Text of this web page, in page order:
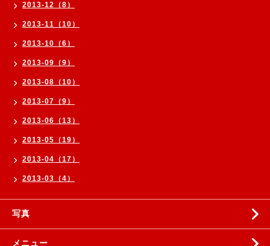
2013-12（8）
2013-11（10）
2013-10（6）
2013-09（9）
2013-08（10）
2013-07（9）
2013-06（13）
2013-05（19）
2013-04（17）
2013-03（4）
写真
メニュー